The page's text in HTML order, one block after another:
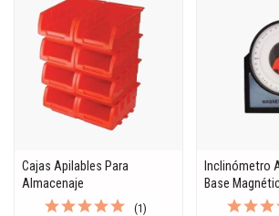
Cajas Apilables Para
Almacenaje
(1)
Inclinómetro
Base